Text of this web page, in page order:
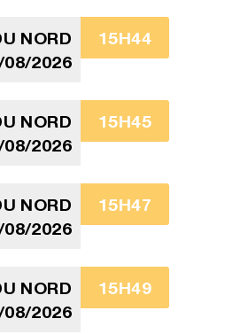
NORD
08/2026
15H44
NORD
08/2026
15H45
NORD
08/2026
15H47
NORD
08/2026
15H49